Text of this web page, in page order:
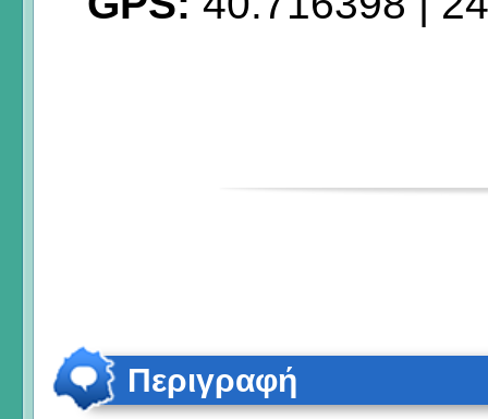
Περιγραφή